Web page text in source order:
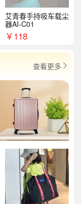
艾青春手持吸车载尘
器AI-C01
￥118
查看更多 